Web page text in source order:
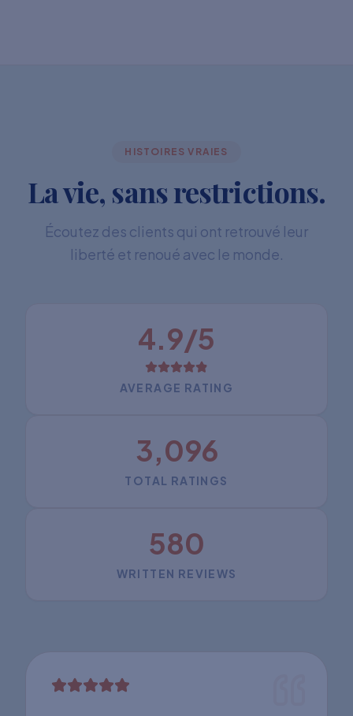
HISTOIRES VRAIES
La vie, sans restrictions.
Écoutez des clients qui ont retrouvé leur
liberté et renoué avec le monde.
4.9/5
AVERAGE RATING
3,096
TOTAL RATINGS
580
WRITTEN REVIEWS